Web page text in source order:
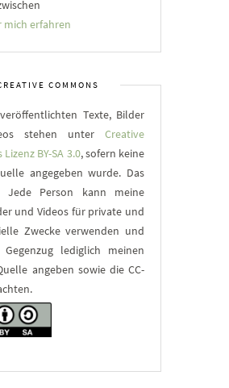
mich erfahren
COMMONS
Texte, Bilder
stehen unter Creative
BY-SA 3.0, sofern keine
angegeben wurde. Das
Jede Person kann meine
und Videos für private und
Zwecke verwenden und
lediglich meinen
angeben sowie die CC-